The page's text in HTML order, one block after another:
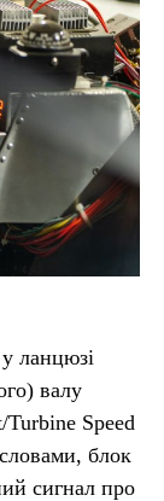
ланцюзі
валу
Turbine Speed
блок
сигнал про